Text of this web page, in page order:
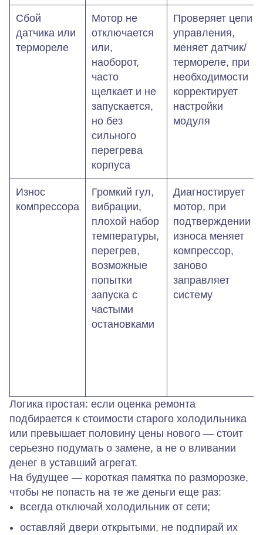
Сбой
датчика или
термореле
Мотор не
отключается
или,
наоборот,
часто
щелкает и не
запускается,
но без
сильного
перегрева
корпуса
Проверяет цепи
управления,
меняет датчик/
термореле, при
необходимости
корректирует
настройки
модуля
Износ
компрессора
Громкий гул,
вибрации,
плохой набор
температуры,
перегрев,
возможные
попытки
запуска с
частыми
остановками
Диагностирует
мотор, при
подтверждении
износа меняет
компрессор,
заново
заправляет
систему
Логика простая: если оценка ремонта
подбирается к стоимости старого холодильника
или превышает половину цены нового — стоит
серьезно подумать о замене, а не о вливании
денег в уставший агрегат.
На будущее — короткая памятка по разморозке,
чтобы не попасть на те же деньги еще раз:
всегда отключай холодильник от сети;
оставляй двери открытыми, не подпирай их